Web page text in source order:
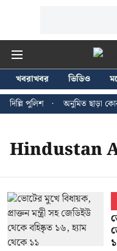
খবরাখবর ভিডিও
পুলিশ
অনুমিত ছাড়া
Hindustan